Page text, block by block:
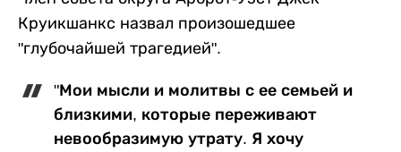
Круикшанкс назвал произошедшее
"глубочайшей трагедией".
"Мои мысли и молитвы с ее семьей и
близкими, которые переживают
невообразимую утрату. Я хочу